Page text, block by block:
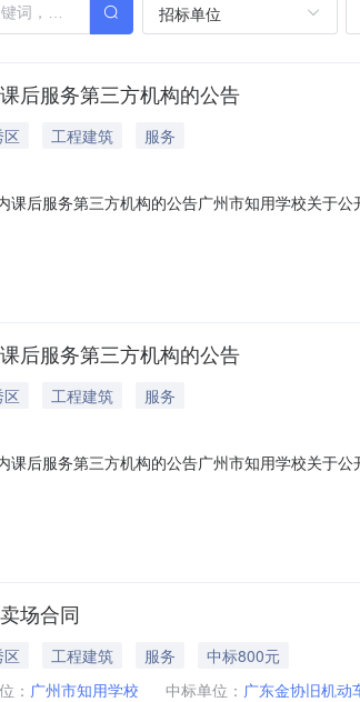
招标单位
后服务第三方机构的公告
工程建筑
服务
课后服务第三方机构的公告广州市知用学校关于
秀区义务教育阶段校内课后服务第三方机构名单
构参与校内
后服务第三方机构的公告
工程建筑
服务
课后服务第三方机构的公告广州市知用学校关于
秀区符合条件的义务教育阶段校内课后服务第三
。第三方机
场合同
工程建筑 服务
中标800元
： 广州市知用学校 中标单位： 广东金协旧机动